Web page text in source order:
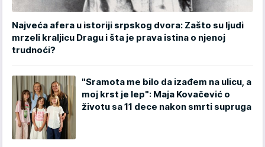
Najveća afera u istoriji srpskog dvora: Zašto su ljudi
mrzeli kraljicu Dragu i šta je prava istina o njenoj
trudnoći?
"Sramota me bilo da izađem na ulicu, a
moj krst je lep": Maja Kovačević o
životu sa 11 dece nakon smrti supruga